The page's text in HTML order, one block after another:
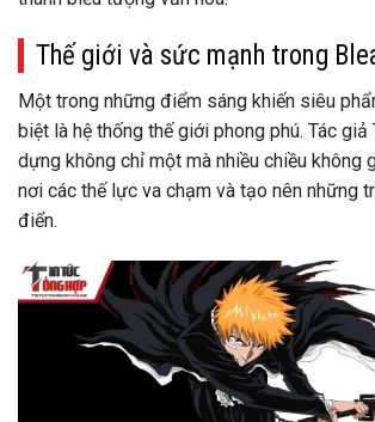
Thế giới và sức mạnh trong
Một trong những điểm sáng khiến siêu
biệt là hệ thống thế giới phong phú. Tác
dựng không chỉ một mà nhiều chiều không
nơi các thế lực va chạm và tạo nên những
điển.